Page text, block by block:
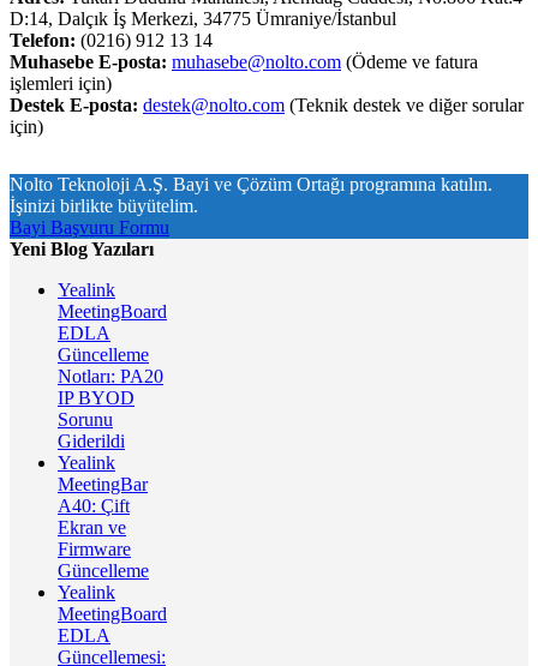
D:14, Dalçık İş Merkezi, 34775 Ümraniye/İstanbul
Telefon: (0216) 912 13 14
Muhasebe E-posta: muhasebe@nolto.com (Ödeme ve fatura
işlemleri için)
Destek E-posta: destek@nolto.com (Teknik destek ve diğer sorular
için)
Nolto Teknoloji A.Ş. Bayi ve Çözüm Ortağı programına katılın.
İşinizi birlikte büyütelim.
Bayi Başvuru Formu
Yeni Blog Yazıları
Yealink
MeetingBoard
EDLA
Güncelleme
Notları: PA20
IP BYOD
Sorunu
Giderildi
Yealink
MeetingBar
A40: Çift
Ekran ve
Firmware
Güncelleme
Yealink
MeetingBoard
EDLA
Güncellemesi: